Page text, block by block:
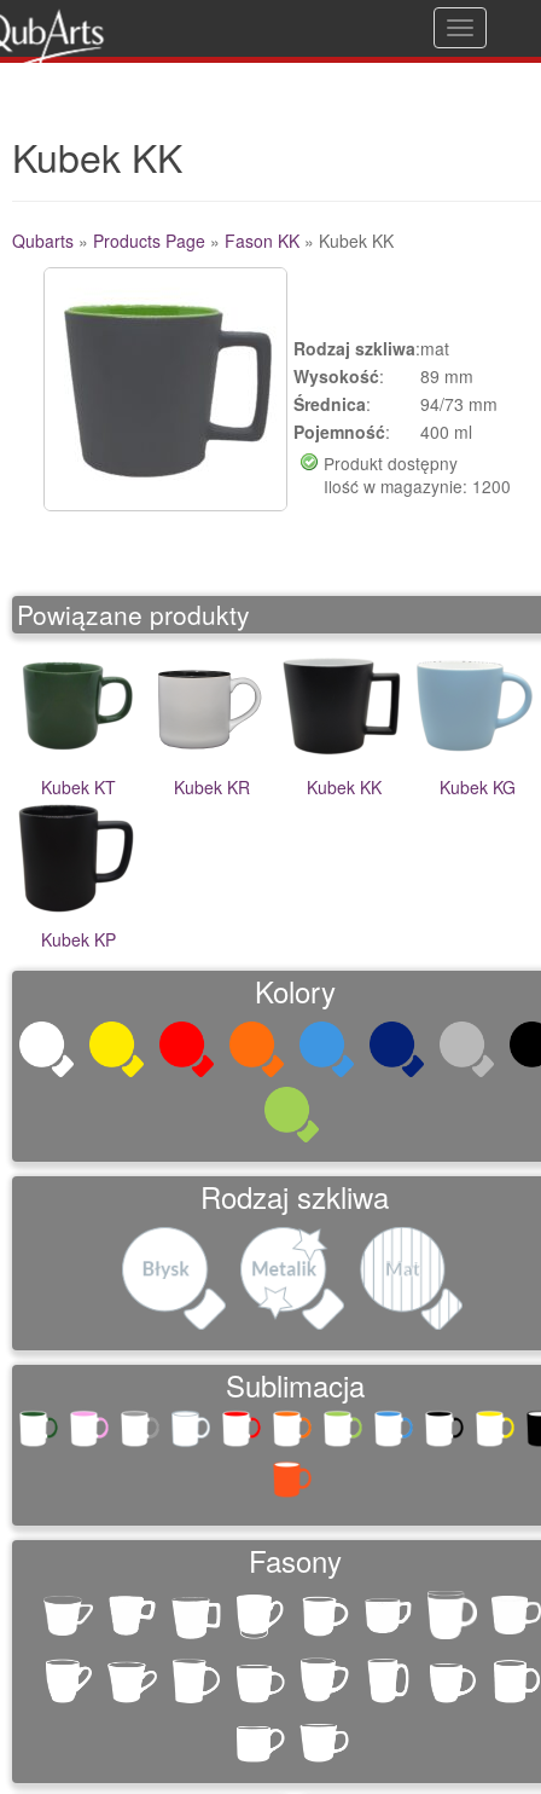
T
g
a
Kubek KK
Qubarts » Products Page » Fason KK » Kubek KK
Rodzaj szkliwa:mat
Wysokość:
89 mm
Średnica:
94/73 mm
Pojemność:
400 ml
Produkt dostępny
Ilość w magazynie: 1200
Powiązane produkty
Kubek KT Kubek KR Kubek KK Kubek KG
Kubek KP
Kolory
Rodzaj szkliwa
Sublimacja
Fasony